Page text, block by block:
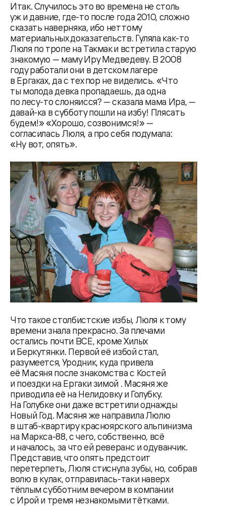
Итак. Случилось это во времена не столь
уж и давние, где-то после года 2010, сложно
сказать наверняка, ибо нет тому
материальных доказательств. Гуляла как-то
Люля по тропе на Такмак и встретила старую
знакомую — маму Иру Медведеву. В 2008
году работали они в детском лагере
в Ергаках, да с тех пор не виделись. «Что
ты молода девка пропадаешь, да одна
по лесу-то слоняисся? — сказала мама Ира, —
давай-ка в субботу пошли на избу! Плясать
будем!» «Хорошо, созвонимся!» —
согласилась Люля, а про себя подумала:
«Ну вот, опять».
Что такое столбистские избы, Люля к тому
времени знала прекрасно. За плечами
остались почти ВСЕ, кроме Хилых
и Беркутянки. Первой её избой стал,
разумеется, Уродник, куда привела
её Масяня после знакомства с Костей
и поездки на Ергаки зимой . Масяня же
приводила её на Нелидовку и Голубку.
На Голубке они даже встретили однажды
Новый Год. Масяня же направила Люлю
в штаб-квартиру красноярского альпинизма
на Маркса-88, с чего, собственно, всё
и началось, за что ей реверанс и одуванчик.
Представив, что опять предстоит
перетерпеть, Люля стиснула зубы, но, собрав
волю в кулак, отправилась-таки наверх
тёплым субботним вечером в компании
с Ирой и тремя незнакомыми тётками.